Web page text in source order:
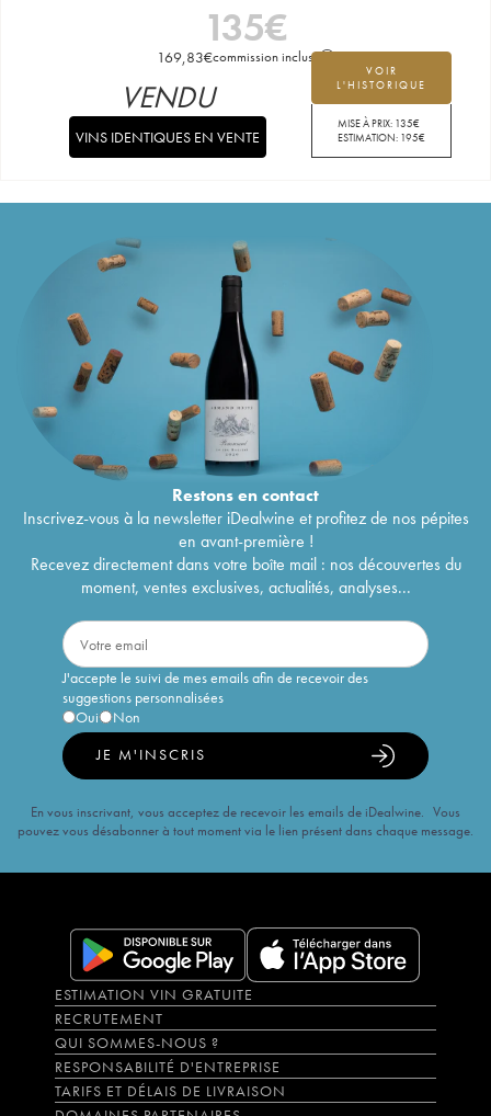
135€
169,83€commission incluse
VOIR
L'HISTORIQUE
MISE À PRIX: 135€
ESTIMATION: 195€
VENDU
VINS IDENTIQUES EN VENTE
Restons encontact
Inscrivez-vous à la newsletter iDealwine et profitez de nos pépites
en avant-première !
Recevez directement dans votre boîte mail : nos découvertes du
moment, ventes exclusives, actualités, analyses...
J'accepte le suivi de mes emails afin de recevoir des
suggestions personnalisées
Oui
Non
JE M'INSCRIS
En vous inscrivant, vous acceptez de recevoir les emails de iDealwine. Vous
pouvez vous désabonner à tout moment via le lien présent dans chaque message.
ESTIMATION VIN GRATUITE
RECRUTEMENT
QUI SOMMES-NOUS ?
RESPONSABILITÉ D'ENTREPRISE
TARIFS ET DÉLAIS DE LIVRAISON